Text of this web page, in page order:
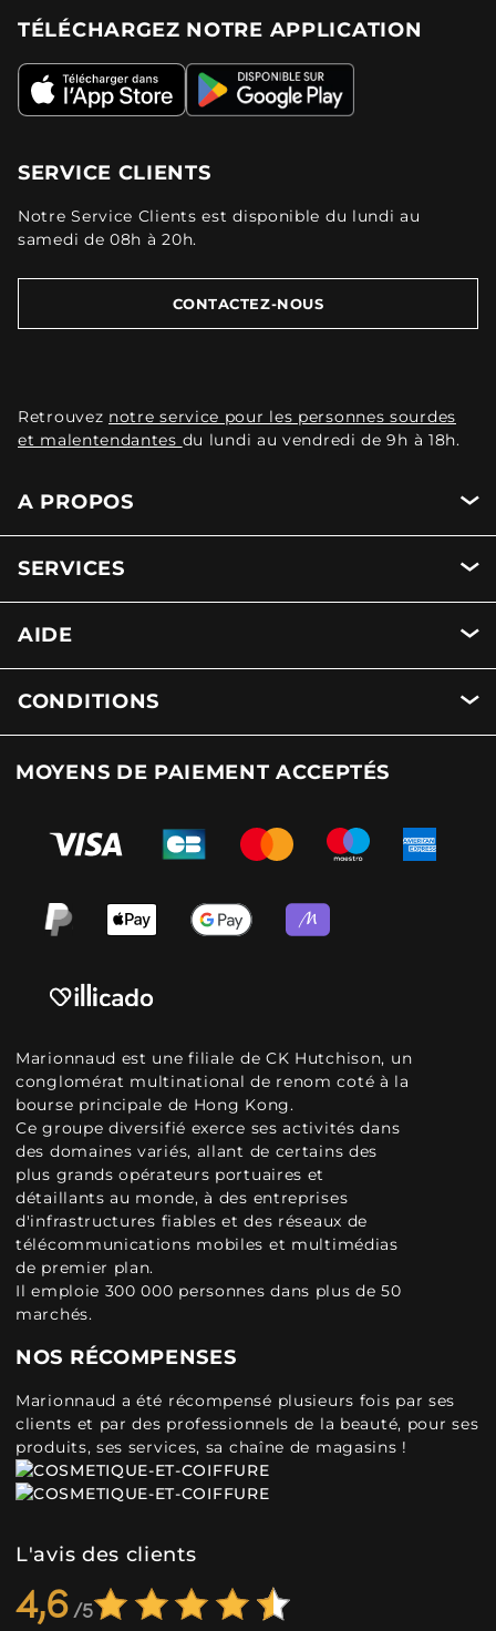
TÉLÉCHARGEZ NOTRE APPLICATION
SERVICE CLIENTS
Notre Service Clients est disponible du lundi au
samedi de 08h à 20h.
CONTACTEZ-NOUS
Retrouvez notre service pour les personnes sourdes
et malentendantes du lundi au vendredi de 9h à 18h.
A PROPOS
SERVICES
AIDE
CONDITIONS
MOYENS DE PAIEMENT ACCEPTÉS
Marionnaud est une filiale de CK Hutchison, un
conglomérat multinational de renom coté à la
bourse principale de Hong Kong.
Ce groupe diversifié exerce ses activités dans
des domaines variés, allant de certains des
plus grands opérateurs portuaires et
détaillants au monde, à des entreprises
d'infrastructures fiables et des réseaux de
télécommunications mobiles et multimédias
de premier plan.
Il emploie 300 000 personnes dans plus de 50
marchés.
NOS RÉCOMPENSES
Marionnaud a été récompensé plusieurs fois par ses
clients et par des professionnels de la beauté, pour ses
produits, ses services, sa chaîne de magasins !
L'avis des clients
4,6